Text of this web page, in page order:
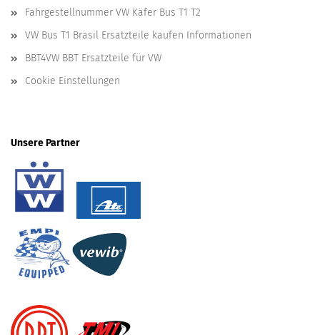
Fahrgestellnummer VW Käfer Bus T1 T2
VW Bus T1 Brasil Ersatzteile kaufen Informationen
BBT4VW BBT Ersatzteile für VW
Cookie Einstellungen
Unsere Partner